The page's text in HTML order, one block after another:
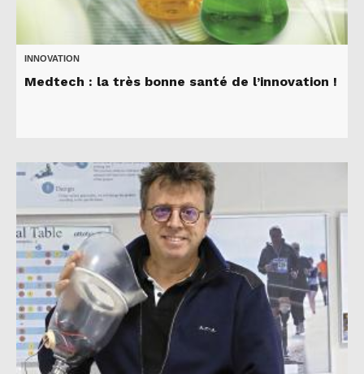
INNOVATION
Medtech : la très bonne santé de l’innovation !